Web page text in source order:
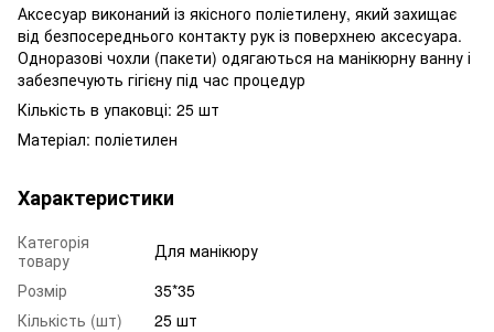
Аксесуар виконаний із якісного поліетилену, який захищає
від безпосереднього контакту рук із поверхнею аксесуара.
Одноразові чохли (пакети) одягаються на манікюрну ванну і
забезпечують гігієну під час процедур
Кількість в упаковці: 25 шт
Матеріал: поліетилен
Характеристики
Категорія
товару
Для манікюру
Розмір
35*35
Кількість (шт)
25 шт